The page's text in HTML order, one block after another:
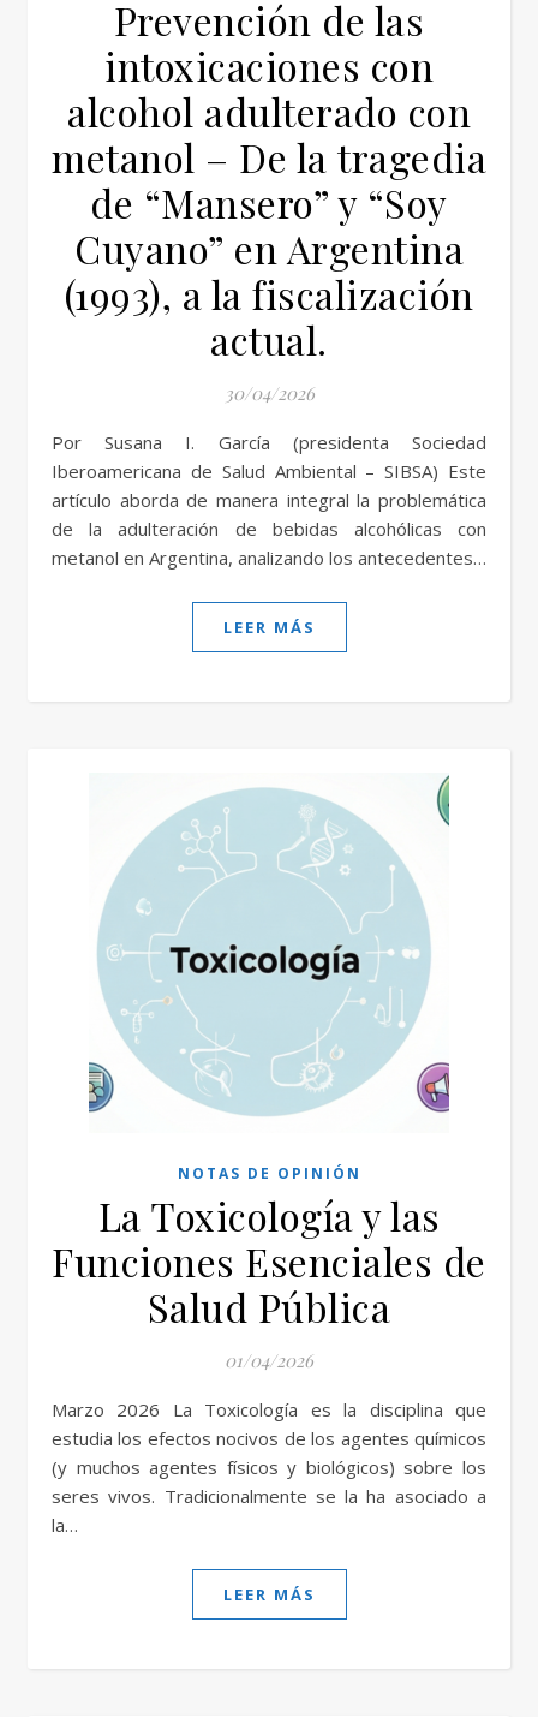
Prevención de las
intoxicaciones con
alcohol adulterado con
metanol – De la tragedia
de “Mansero” y “Soy
Cuyano” en Argentina
(1993), a la fiscalización
actual.
30/04/2026
Por Susana I. García (presidenta Sociedad
Iberoamericana de Salud Ambiental – SIBSA) Este
artículo aborda de manera integral la problemática
de la adulteración de bebidas alcohólicas con
metanol en Argentina, analizando los antecedentes…
LEER MÁS
NOTAS DE OPINIÓN
La Toxicología y las
Funciones Esenciales de
Salud Pública
01/04/2026
Marzo 2026 La Toxicología es la disciplina que
estudia los efectos nocivos de los agentes químicos
(y muchos agentes físicos y biológicos) sobre los
seres vivos. Tradicionalmente se la ha asociado a
la…
LEER MÁS